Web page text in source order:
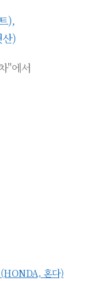
),
)
"에서
혼다)